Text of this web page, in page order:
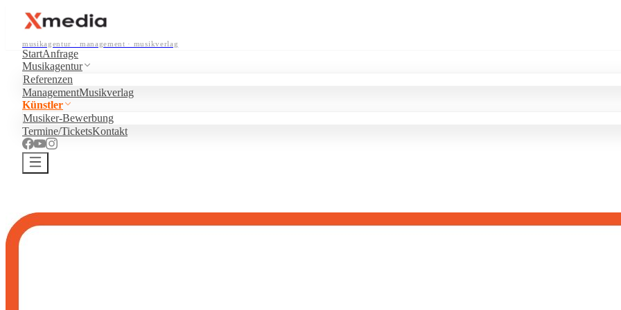
musikagentur · management · musikverlag
StartAnfrage
Musikagentur
Referenzen
ManagementMusikverlag
Künstler
Musiker-Bewerbung
Termine/TicketsKontakt